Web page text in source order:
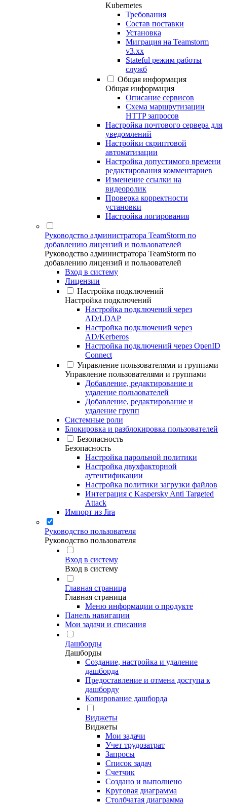
Kubernetes
Требования
Состав поставки
Установка
Миграция на Teamstorm
v3.xx
Stateful режим работы
служб
Общая информация
Общая информация
Описание сервисов
Схема маршрутизации
HTTP запросов
Настройка почтового сервера для
уведомлений
Настройки скриптовой
автоматизации
Настройка допустимого времени
редактирования комментариев
Изменение ссылки на
видеоролик
Проверка корректности
установки
Настройка логирования
Руководство администратора TeamStorm по
добавлению лицензий и пользователей
Руководство администратора TeamStorm по
добавлению лицензий и пользователей
Вход в систему
Лицензии
Настройка подключений
Настройка подключений
Настройка подключений через
AD/LDAP
Настройка подключений через
AD/Kerberos
Настройка подключений через OpenID
Connect
Управление пользователями и группами
Управление пользователями и группами
Добавление, редактирование и
удаление пользователей
Добавление, редактирование и
удаление групп
Системные роли
Блокировка и разблокировка пользователей
Безопасность
Безопасность
Настройка парольной политики
Настройка двухфакторной
аутентификации
Настройка политики загрузки файлов
Интеграция с Kaspersky Anti Targeted
Attack
Импорт из Jira
Руководство пользователя
Руководство пользователя
Вход в систему
Вход в систему
Главная страница
Главная страница
Меню информации о продукте
Панель навигации
Мои задачи и списания
Дашборды
Дашборды
Создание, настройка и удаление
дашборда
Предоставление и отмена доступа к
дашборду
Копирование дашборда
Виджеты
Виджеты
Мои задачи
Учет трудозатрат
Запросы
Список задач
Счетчик
Создано и выполнено
Круговая диаграмма
Столбчатая диаграмма